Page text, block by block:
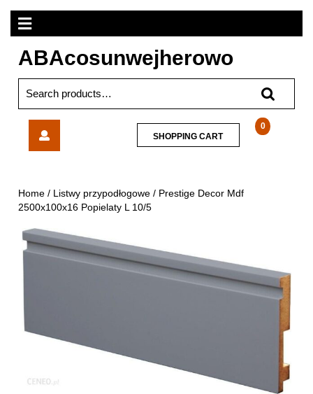
Skip
content
Open
Menu
ABAcosunwejherowo
for:
Popielaty
L
0
SHOPPING CARTSHOPPING
CART
Home / Listwy przypodłogowe / Prestige Decor Mdf
2500x100x16 Popielaty L 10/5